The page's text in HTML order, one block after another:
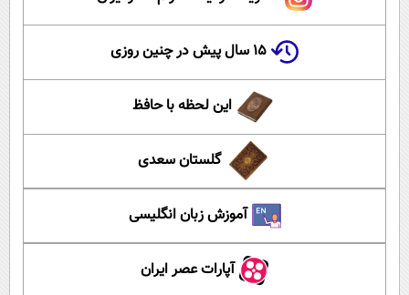
۱۵ سال پیش در چنین روزی
این لحظه با حافظ
گلستان سعدی
آموزش زبان انگلیسی
آپارات عصر ایران